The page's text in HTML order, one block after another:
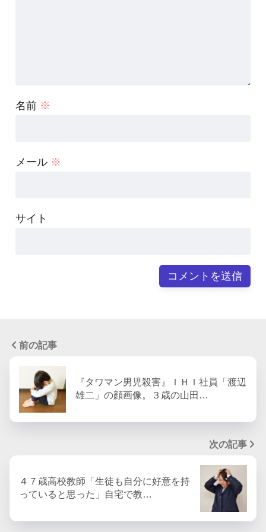
名前 ※
メール ※
サイト
前の記事
『タワマン男児殺害』ＩＨＩ社員「渡辺
雄二」の顔画像。３歳の山田…
次の記事
４７歳高校教師「生徒も自分に好意を持
っていると思った」自宅で教…